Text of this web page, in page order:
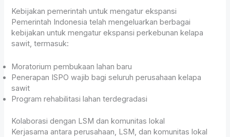
Kebijakan pemerintah untuk mengatur ekspansi
Pemerintah Indonesia telah mengeluarkan berbagai
kebijakan untuk mengatur ekspansi perkebunan kelapa
sawit, termasuk:
Moratorium pembukaan lahan baru
Penerapan ISPO wajib bagi seluruh perusahaan kelapa
sawit
Program rehabilitasi lahan terdegradasi
Kolaborasi dengan LSM dan komunitas lokal
Kerjasama antara perusahaan, LSM, dan komunitas lokal